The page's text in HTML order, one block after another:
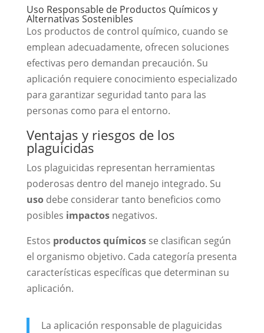
Uso Responsable de Productos Químicos y
Alternativas Sostenibles
Los productos de control químico, cuando se
emplean adecuadamente, ofrecen soluciones
efectivas pero demandan precaución. Su
aplicación requiere conocimiento especializado
para garantizar seguridad tanto para las
personas como para el entorno.
Ventajas y riesgos de los
plaguicidas
Los plaguicidas representan herramientas
poderosas dentro del manejo integrado. Su
usodebe considerar tanto beneficios como
posibles impactosnegativos.
Estos productos químicosse clasifican según
el organismo objetivo. Cada categoría presenta
características específicas que determinan su
aplicación.
La aplicación responsable de plaguicidas